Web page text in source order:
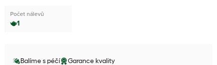
Počet nálevů
1
Balíme s péčí Garance kvality